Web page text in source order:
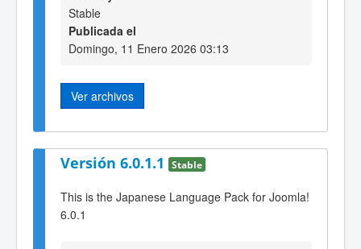
Stable
Publicada el
Domingo, 11 Enero 2026 03:13
Ver archivos
Versión 6.0.1.1 Stable
This is the Japanese Language Pack for Joomla!
6.0.1